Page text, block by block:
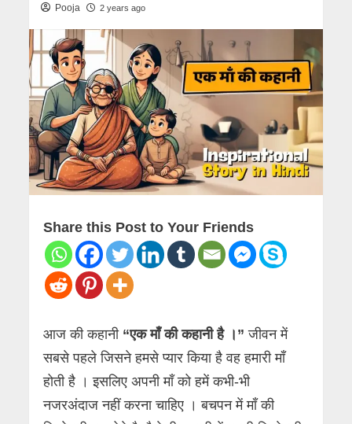
Pooja 2 years ago
Share this Post to Your Friends
आज की कहानी“एक माँ की कहानी है ।” जीवन में
सबसे पहले जिसने हमसे प्यार किया है वह हमारी माँ
होती है । इसलिए अपनी माँ को हमें कभी-भी
नजरअंदाज नहीं करना चाहिए । बचपन में माँ की